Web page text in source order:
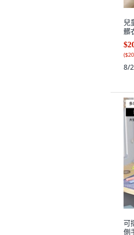
兒
髒
(
8/
可
側